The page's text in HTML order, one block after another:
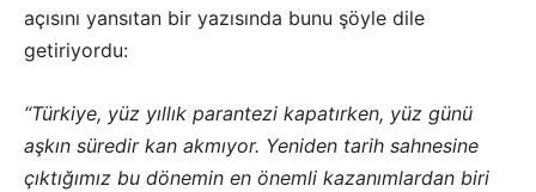
açısını yansıtan bir yazısında bunu şöyle dile
getiriyordu:
“Türkiye, yüz yıllık parantezi kapatırken, yüz günü
aşkın süredir kan akmıyor. Yeniden tarih sahnesine
çıktığımız bu dönemin en önemli kazanımlardan biri